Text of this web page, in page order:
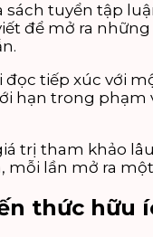
tuyển tập
để mở ra
tiếp xúc với
hạn trong phạm
trị tham khảo
mỗi lần mở ra
thức hữu